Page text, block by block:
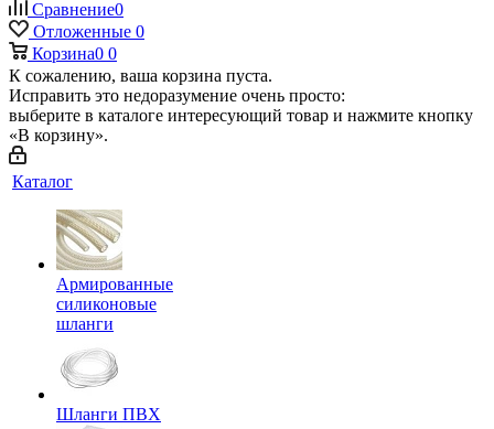
Сравнение0
Отложенные 0
Корзина0 0
К сожалению, ваша корзина пуста.
Исправить это недоразумение очень просто:
выберите в каталоге интересующий товар и нажмите кнопку
«В корзину».
Каталог
Армированные
силиконовые
шланги
Шланги ПВХ